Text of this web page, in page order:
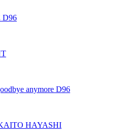
D96
anymore D96
HAYASHI